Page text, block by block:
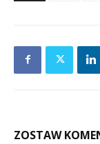
ZOSTAW